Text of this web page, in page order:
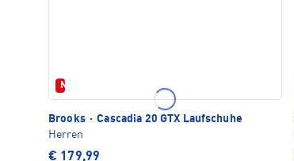
Neu
Brooks · Cascadia 20 GTX Laufschuhe
Herren
€ 179,99